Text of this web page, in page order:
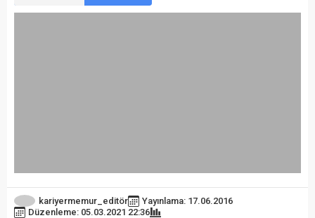
kariyermemur_editör
Yayınlama: 17.06.2016
Düzenleme: 05.03.2021 22:36